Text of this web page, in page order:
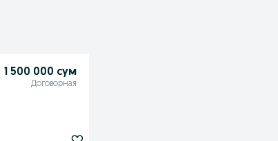
1 500 000 сум
Договорная